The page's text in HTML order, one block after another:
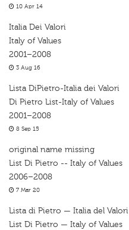
10 Apr 14
Italia Dei Valori
Italy of Values
2001–2008
3 Aug 16
Lista DiPietro-Italia dei Valori
Di Pietro List-Italy of Values
2001–2008
8 Sep 15
original name missing
List Di Pietro -- Italy of Values
2006–2008
7 Mar 20
Lista di Pietro — Italia del Valori
List Di Pietro — Italy of Values